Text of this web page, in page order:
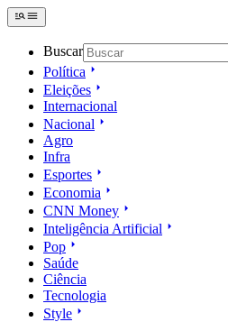
Buscar
Política
Eleições
Internacional
Nacional
Agro
Infra
Esportes
Economia
CNN Money
Inteligência Artificial
Pop
Saúde
Ciência
Tecnologia
Style